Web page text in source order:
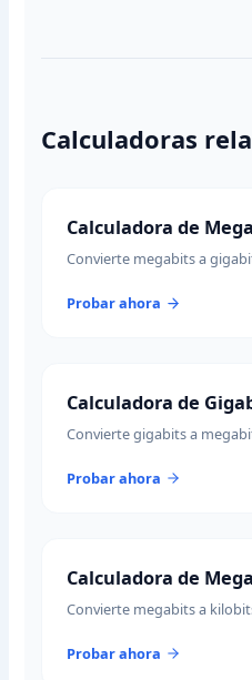
Calculadoras
Calculadora de
Convierte megabits a
Probar ahora
Calculadora de
Convierte gigabits a
Probar ahora
Calculadora de
Convierte megabits a
Probar ahora